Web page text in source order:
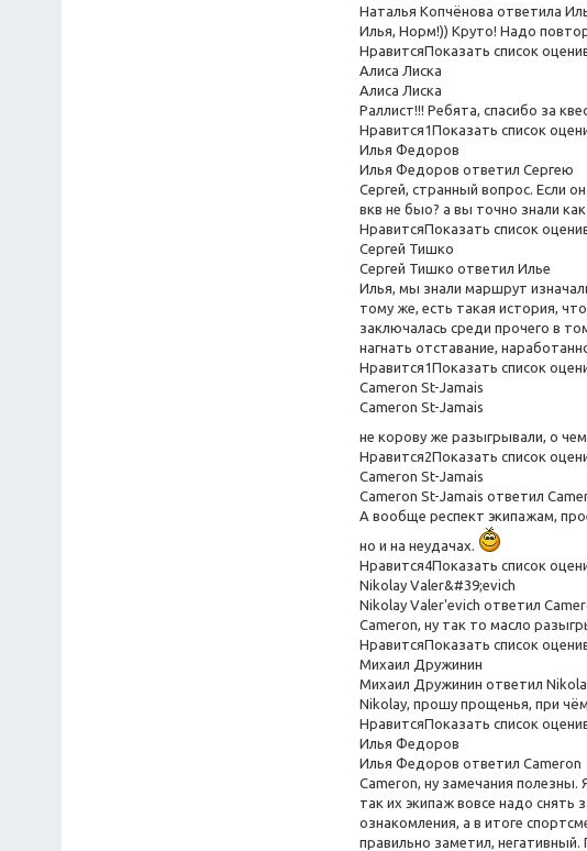
Наталья Копчёнова ответила
Илья, Норм!)) Круто! Надо
НравитсяПоказать список
Алиса Лиска
Алиса Лиска
Раллист!!! Ребята, спасибо за
Нравится1Показать список
Илья Федоров
Илья Федоров ответил Сергею
Сергей, странный вопрос. Если
вкв не быо? а вы точно знали
НравитсяПоказать список
Сергей Тишко
Сергей Тишко ответил Илье
Илья, мы знали маршрут
тому же, есть такая история,
заключалась среди прочего в
нагнать отставание,
Нравится1Показать список
Cameron St-Jamais
Cameron St-Jamais
не корову же разыгрывали, о
Нравится2Показать список
Cameron St-Jamais
Cameron St-Jamais ответил
А вообще респект экипажам,
но и на неудачах.
Нравится4Показать список
Nikolay Valer&#39;evich
Nikolay Valer'evich ответил
Cameron, ну так то масло
НравитсяПоказать список
Михаил Дружинин
Михаил Дружинин ответил
Nikolay, прошу прощенья, при
НравитсяПоказать список
Илья Федоров
Илья Федоров ответил Cameron
Cameron, ну замечания полезны.
так их экипаж вовсе надо
ознакомления, а в итоге
правильно заметил, негативный.